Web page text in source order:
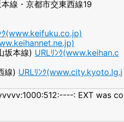
線・京都市交東西線19
ｸ(www.keifuku.co.jp)
坂本線) URLﾘﾝｸ(www.keihan.c
線) URLﾘﾝｸ(www.city.kyoto.lg.j
: EXT was co